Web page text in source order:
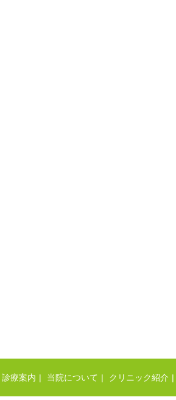
診療案内 当院について クリニック紹介